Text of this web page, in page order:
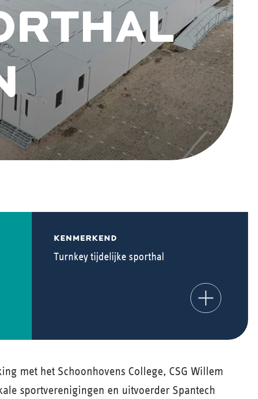
KENMERKEND
Turnkey tijdelijke sporthal
met het Schoonhovens College, CSG Willem
sportverenigingen en uitvoerder Spantech